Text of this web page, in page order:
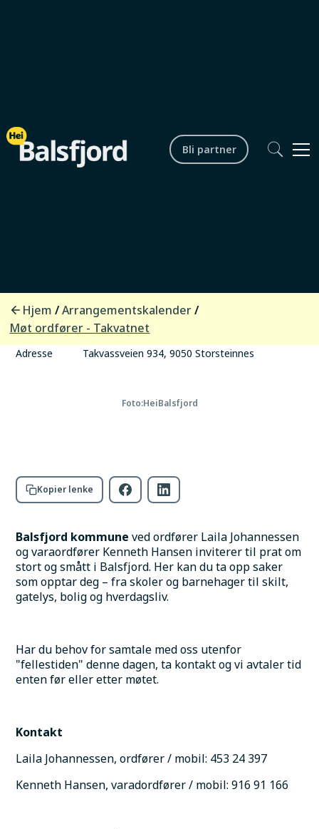
Bli partner
Hjem /Arrangementskalender /
Møt ordfører - Takvatnet
Sluttdato /
24.11.2026 kl. 19.30
Arrangør
Balsfjord kommune
Sted
Takvatn bygdehus
Adresse
Takvassveien 934, 9050 Storsteinnes
Foto:HeiBalsfjord
Kopier lenke
Balsfjord kommune ved ordfører Laila Johannessen
og varaordfører Kenneth Hansen inviterer til prat om
stort og smått i Balsfjord. Her kan du ta opp saker
som opptar deg – fra skoler og barnehager til skilt,
gatelys, bolig og hverdagsliv.
Har du behov for samtale med oss utenfor
"fellestiden" denne dagen, ta kontakt og vi avtaler tid
enten før eller etter møtet.
Kontakt
Laila Johannessen, ordfører / mobil: 453 24 397
Kenneth Hansen, varadordfører / mobil: 916 91 166